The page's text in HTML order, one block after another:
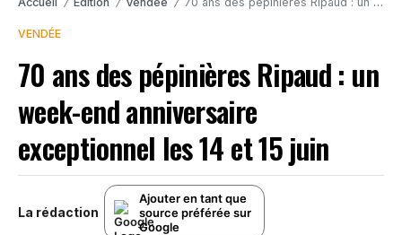
/ / /
VENDÉE
70 ans des pépinières Ripaud : un
week-end anniversaire
exceptionnel les 14 et 15 juin
La rédaction
Ajouter en tant que
source préférée sur
Google